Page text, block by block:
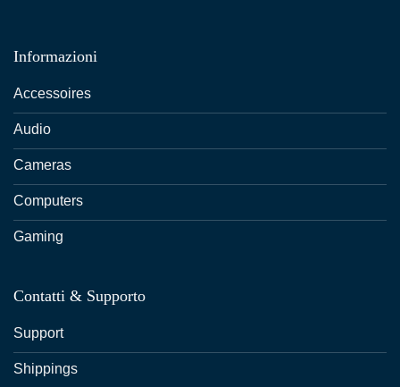
Informazioni
Accessoires
Audio
Cameras
Computers
Gaming
Contatti & Supporto
Support
Shippings